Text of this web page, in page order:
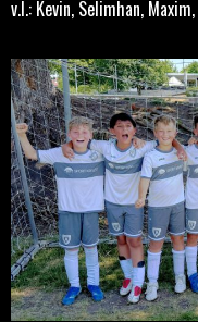
v.l.: Kevin, Selimhan,